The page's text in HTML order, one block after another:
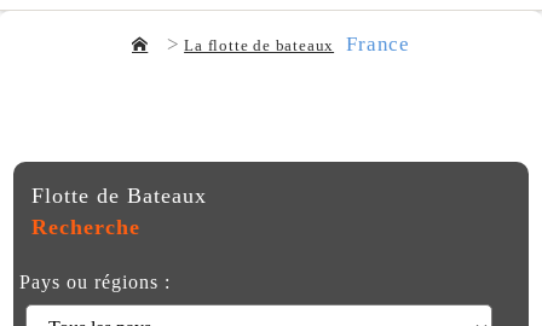
La flotte de bateaux France
Flotte de Bateaux
Recherche
Pays ou régions :